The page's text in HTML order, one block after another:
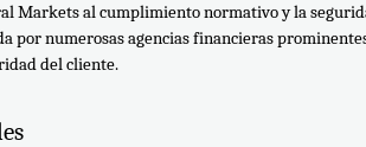
Markets al cumplimiento normativo y la
por numerosas agencias financieras
del cliente.